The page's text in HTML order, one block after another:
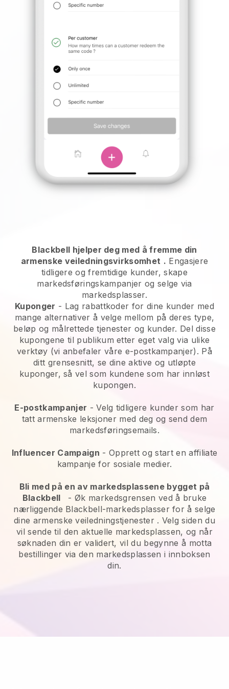
Blackbell hjelper deg med å fremme din
armenske veiledningsvirksomhet . Engasjere
tidligere og fremtidige kunder, skape
markedsføringskampanjer og selge via
markedsplasser.
Kuponger - Lag rabattkoder for dine kunder med
mange alternativer å velge mellom på deres type,
beløp og målrettede tjenester og kunder. Del disse
kupongene til publikum etter eget valg via ulike
verktøy (vi anbefaler våre e-postkampanjer). På
ditt grensesnitt, se dine aktive og utløpte
kuponger, så vel som kundene som har innløst
kupongen.
E-postkampanjer -Velg tidligere kunder som har
tatt armenske leksjoner med deg og send dem
markedsføringsemails.
Influencer Campaign - Opprett og start en affiliate
kampanje for sosiale medier.
Bli med på en av markedsplassene bygget på
Blackbell
-Øk markedsgrensen ved å bruke
nærliggende Blackbell-markedsplasser for å selge
dine armenske veiledningstjenester. Velg siden du
vil sende til den aktuelle markedsplassen, og når
søknaden din er validert, vil du begynne å motta
bestillinger via den markedsplassen i innboksen
din.